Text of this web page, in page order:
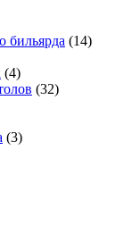
бильярда (14)
(4)
(32)
(3)